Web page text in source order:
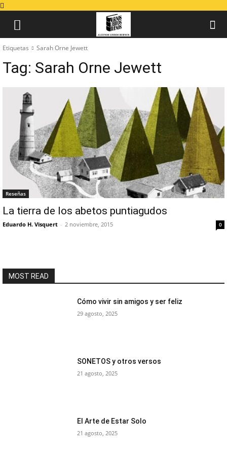
Etiquetas Sarah Orne Jewett
Tag: Sarah Orne Jewett
Reseñas
La tierra de los abetos puntiagudos
Eduardo H. Visquert - 2 noviembre, 2015 0
MOST READ
Cómo vivir sin amigos y ser feliz
29 agosto, 2025
SONETOS y otros versos
21 agosto, 2025
El Arte de Estar Solo
21 agosto, 2025